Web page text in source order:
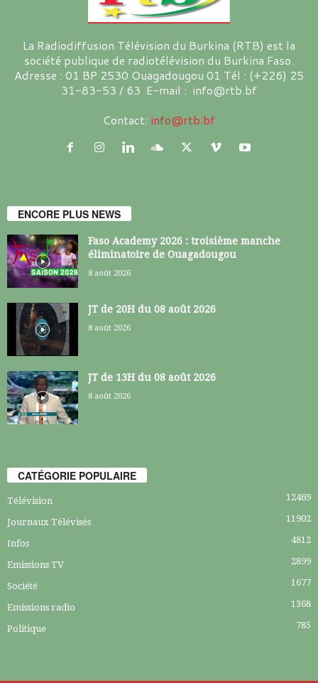
La Radiodiffusion Télévision du Burkina (RTB) est la
société publique de radiotélévision du Burkina Faso.
Adresse : 01 BP 2530 Ouagadougou 01 Tél : (+226) 25
31-83-53 / 63 E-mail : info@rtb.bf
Contact: info@rtb.bf
ENCORE PLUS NEWS
Faso Academy 2026 : troisième manche
éliminatoire de Ouagadougou
8 août 2026
JT de 20H du 08 août 2026
8 août 2026
JT de 13H du 08 août 2026
8 août 2026
CATÉGORIE POPULAIRE
Télévision 12469
Journaux Télévisés 11902
Infos 4812
Emissions TV 2899
Société 1677
Emissions radio 1368
Politique 785